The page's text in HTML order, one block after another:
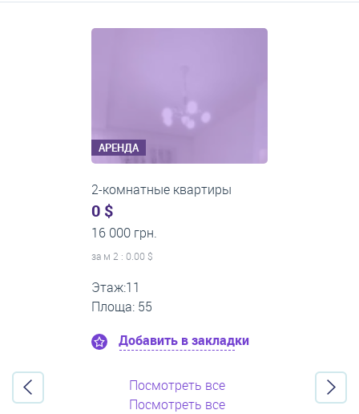
комнат
АРЕНДА
2-комнатные квартиры
0 $
14 000 грн.
за м 2 : 0.00 $
Этаж:5
Площа: 50
Добавить в закладки
Посмотреть все
Посмотреть все